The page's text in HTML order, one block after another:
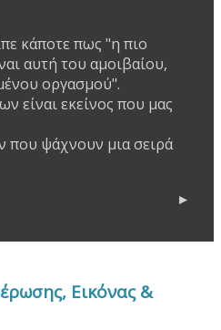
κάποτε πως "η πιο
αυτή του αμοιβαίου,
οργασμού".
είναι εκείνος που μας
που ψάχνουν μια σειρά
Εικόνας &